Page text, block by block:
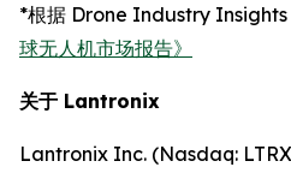
*根据 Drone Industry Insights
球无人机市场报告》
关于 Lantronix
Lantronix Inc. (Nasdaq: